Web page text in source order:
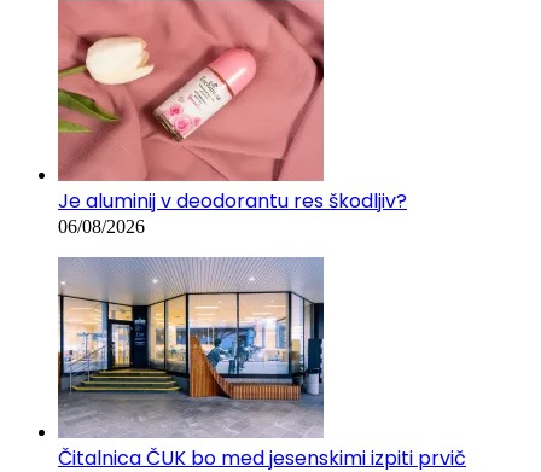
Je aluminij v deodorantu res škodljiv?
06/08/2026
Čitalnica ČUK bo med jesenskimi izpiti prvič